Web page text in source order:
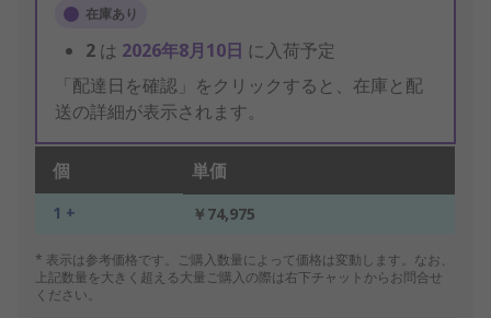
在庫あり
2 は 2026年8月10日 に入荷予定
「配達日を確認」をクリックすると、在庫と配
送の詳細が表示されます。
個 単価
1 + ￥74,975
* 表示は参考価格です。ご購入数量によって価格は変動します。なお、
上記数量を大きく超える大量ご購入の際は右下チャットからお問合せ
ください。